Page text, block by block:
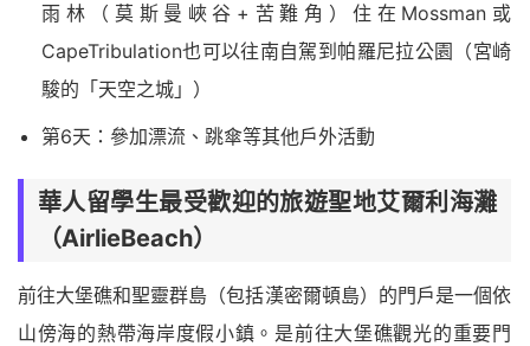
雨林（莫斯曼峽谷+苦難角）住在Mossman或
CapeTribulation也可以往南自駕到帕羅尼拉公園（宮崎
駿的「天空之城」）
第6天：參加漂流、跳傘等其他戶外活動
華人留學生最受歡迎的旅遊聖地艾爾利海灘
（AirlieBeach）
前往大堡礁和聖靈群島（包括漢密爾頓島）的門戶是一個依
山傍海的熱帶海岸度假小鎮。是前往大堡礁觀光的重要門